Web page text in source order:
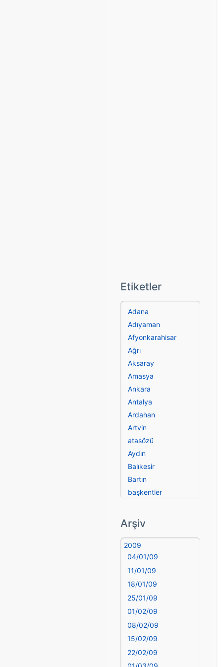
Etiketler
Adana
Adıyaman
Afyonkarahisar
Ağrı
Aksaray
Amasya
Ankara
Antalya
Ardahan
Artvin
atasözü
Aydın
Balıkesir
Bartın
başkentler
Bayburt
Bilecik
Bingöl
Bitlis
Bolu
Burdur
Bursa
Çanakkale
Çankırı
Çorum
Arşiv
2009
04/01/09
11/01/09
18/01/09
25/01/09
01/02/09
08/02/09
15/02/09
22/02/09